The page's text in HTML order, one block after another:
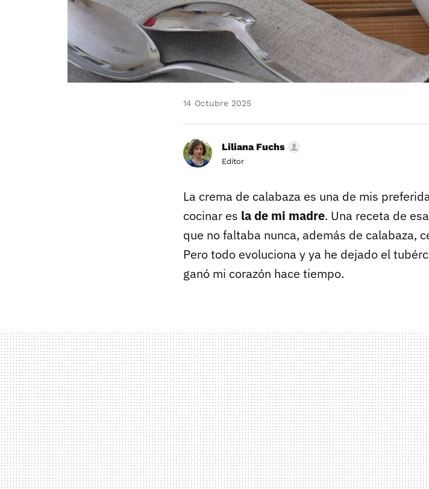
14 Octubre 2025
Liliana Fuchs
Editor
La crema de calabaza es una de mis
cocinar es la de mi madre. Una receta de
que no faltaba nunca, además de calabaza,
Pero todo evoluciona y ya he dejado el
ganó mi corazón hace tiempo.